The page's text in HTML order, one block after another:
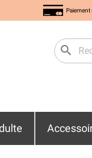
Paiement
search